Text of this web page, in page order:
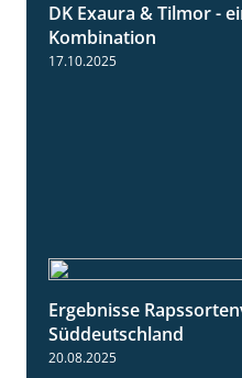
DK Exaura & Tilmor -
Kombination
17.10.2025
Ergebnisse
Süddeutschland
20.08.2025